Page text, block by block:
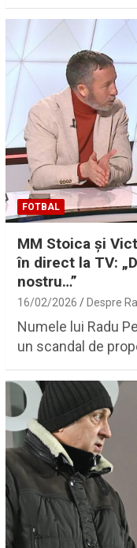
FOTBAL
MM Stoica și
în direct la TV:
nostru…”
16/02/2026 Despre
Numele lui Radu
un scandal de